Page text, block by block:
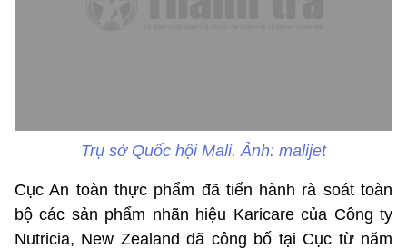
Trụ sở Quốc hội Mali. Ảnh: malijet
Cục An toàn thực phẩm đã tiến hành rà soát toàn
bộ các sản phẩm nhãn hiệu Karicare của Công ty
Nutricia, New Zealand đã công bố tại Cục từ năm